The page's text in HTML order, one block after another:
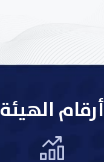
أرقام الهيئة